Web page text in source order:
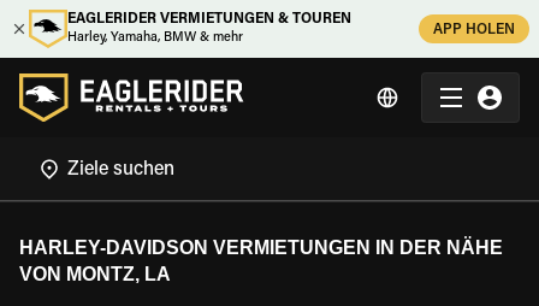
EAGLERIDER VERMIETUNGEN & TOUREN
Harley, Yamaha, BMW & mehr
APP HOLEN
HARLEY-DAVIDSON VERMIETUNGEN IN DER NÄHE
VON MONTZ, LA